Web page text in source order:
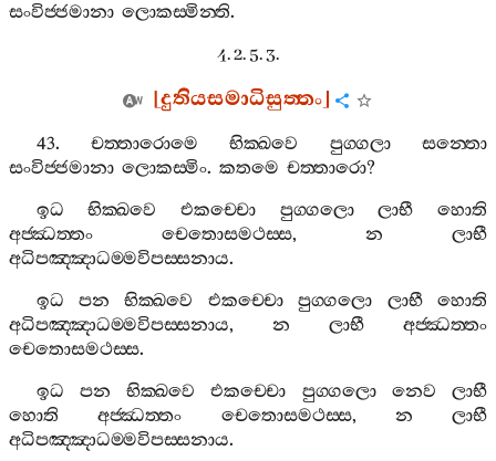
සංවිජ‍්ජමානා ලොකස‍්මින‍්ති.
4. 2. 5. 3.
[දුතියසමාධිසුත‍්තං]
43. චත‍්තාරොමෙ භික‍්ඛවෙ පුග‍්ගලා
සන‍්තො
සංවිජ‍්ජමානා ලොකස‍්මිං. කතමෙ චත‍්තාරො?
ඉධ
භික‍්ඛවෙ එකච‍්චො පුග‍්ගලො ලාභී
හොති
අජ‍්ඣත‍්තං
චෙතොසමථස‍්ස, න
ලාභී
අධිපඤ‍්ඤාධම‍්මවිපස‍්සනාය.
ඉධ
පන භික‍්ඛවෙ එකච‍්චො පුග‍්ගලො ලාභී
හොති
අධිපඤ‍්ඤාධම‍්මවිපස‍්සනාය, න ලාභී
අජ‍්ඣත‍්තං
චෙතොසමථස‍්ස.
ඉධ
පන භික‍්ඛවෙ එකච‍්චො පුග‍්ගලො නෙව
ලාභී
හොති
අජ‍්ඣත‍්තං චෙතොසමථස‍්ස, න
ලාභී
අධිපඤ‍්ඤාධම‍්මවිපස‍්සනාය.